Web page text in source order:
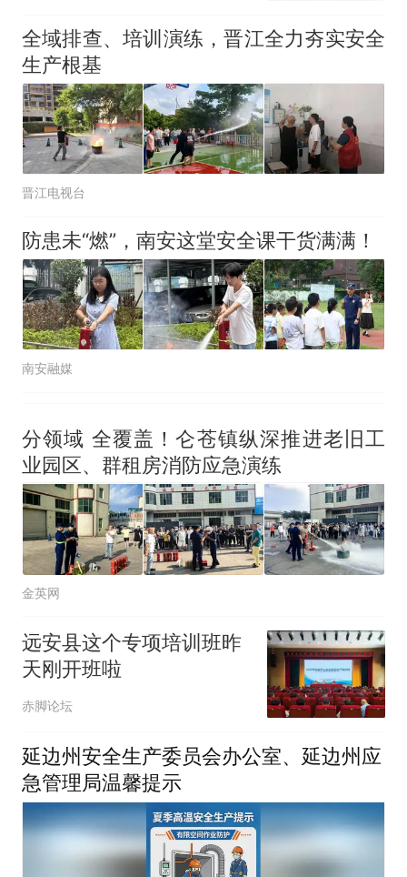
非每架飞机都会发放西梅汁
人生
全域排查、培训演练，晋江全力夯实安全
生产根基
晋江电视台
防患未“燃”，南安这堂安全课干货满满！
南安融媒
分领域 全覆盖！仑苍镇纵深推进老旧工
业园区、群租房消防应急演练
金英网
远安县这个专项培训班昨
天刚开班啦
赤脚论坛
延边州安全生产委员会办公室、延边州应
急管理局温馨提示